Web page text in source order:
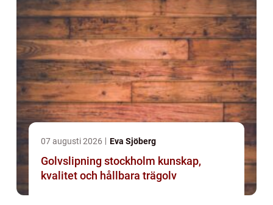
07 augusti 2026 Eva Sjöberg
Golvslipning stockholm kunskap,
kvalitet och hållbara trägolv